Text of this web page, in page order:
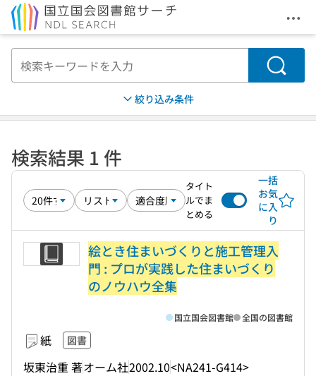
メ
検索
絞り込み条件
検索結果 1 件
タイト
ルでま
とめる
一括
お気
に入
り
絵とき住まいづくりと施工管理入
門 : プロが実践した住まいづくり
のノウハウ全集
紙 図書
坂東治重 著オーム社2002.10<NA241-G414>
国立国会図書館 全国の図書館